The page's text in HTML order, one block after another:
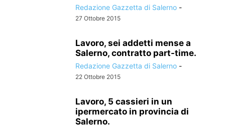
Redazione Gazzetta di Salerno -
27 Ottobre 2015
Lavoro, sei addetti mense a
Salerno, contratto part-time.
Redazione Gazzetta di Salerno -
22 Ottobre 2015
Lavoro, 5 cassieri in un
ipermercato in provincia di
Salerno.